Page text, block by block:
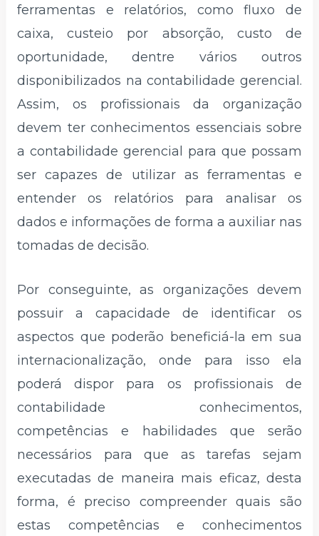
ferramentas e relatórios, como fluxo de
caixa, custeio por absorção, custo de
oportunidade, dentre vários outros
disponibilizados na contabilidade gerencial.
Assim, os profissionais da organização
devem ter conhecimentos essenciais sobre
a contabilidade gerencial para que possam
ser capazes de utilizar as ferramentas e
entender os relatórios para analisar os
dados e informações de forma a auxiliar nas
tomadas de decisão.
Por conseguinte, as organizações devem
possuir a capacidade de identificar os
aspectos que poderão beneficiá-la em sua
internacionalização, onde para isso ela
poderá dispor para os profissionais de
contabilidade conhecimentos,
competências e habilidades que serão
necessários para que as tarefas sejam
executadas de maneira mais eficaz, desta
forma, é preciso compreender quais são
estas competências e conhecimentos